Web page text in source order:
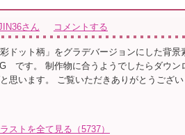
さん コメントする
彩ドット柄」をグラデバージョンにした背
です。 制作物に合うようでしたらダウン
思います。 ご覧いただきありがとうござい
ストを全て見る（5737）